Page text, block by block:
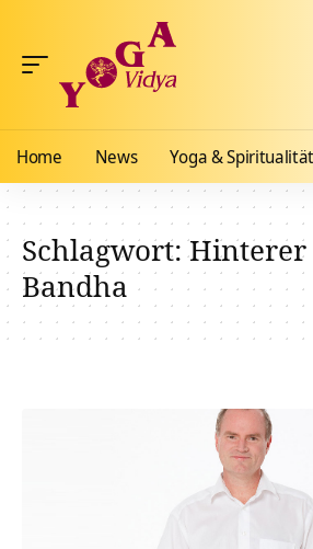
Home News Yoga & Spiritualität
Schlagwort:
Bandha